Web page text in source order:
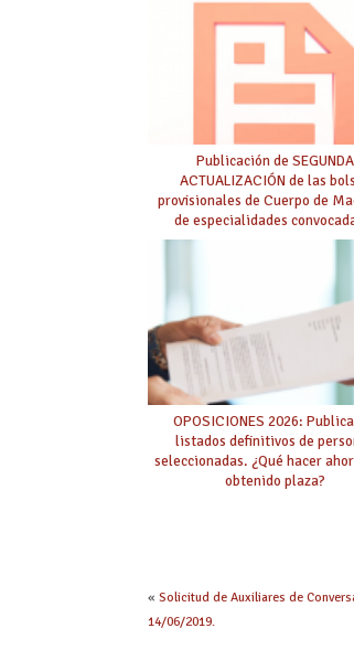
Publicación de SEGUNDA
ACTUALIZACIÓN de las
provisionales de Cuerpo de
de especialidades
OPOSICIONES 2026:
listados definitivos de
seleccionadas. ¿Qué hacer
obtenido plaza?
«Solicitud de Auxiliares de
14/06/2019.